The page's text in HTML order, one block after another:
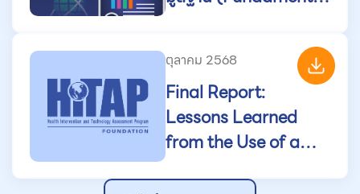
ตุลาคม 2568
Final Report:
Lessons Learned
from the Use of a